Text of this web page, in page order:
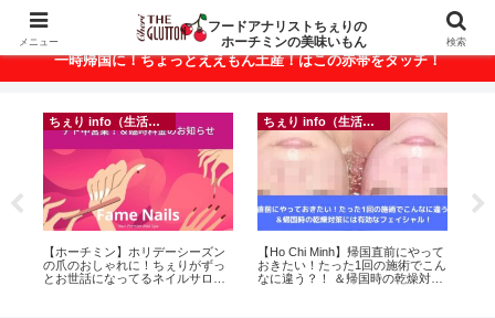
ベトナム・ホーチミンの美味いもんが満載！
一時帰国に！ちょっとええもん土産！はこの赤帯をタッチ！
ちぇり info（生活情報）
【ホーチミン】ホリデーシーズン
の爪のおしゃれに！ちぇりがずっ
とお世話になってるネイルサロン
ちぇり info（生活情報）
【Ho Chi Minh】帰国直前にやって
おきたい！たった1回の施術でこん
なに違う？！ ＆帰国時の乾燥対策
メニュー
フードアナリストちぇりの
ホーチミンの美味いもん
検索